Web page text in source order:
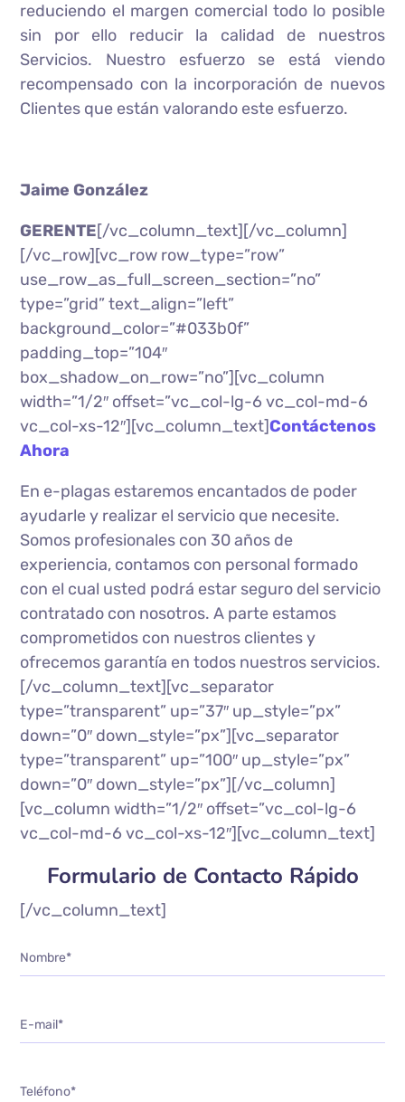
reduciendo el margen comercial todo lo posible
sin por ello reducir la calidad de nuestros
Servicios. Nuestro esfuerzo se está viendo
recompensado con la incorporación de nuevos
Clientes que están valorando este esfuerzo.
Jaime González
GERENTE[/vc_column_text][/vc_column]
[/vc_row][vc_row row_type=”row”
use_row_as_full_screen_section=”no”
type=”grid” text_align=”left”
background_color=”#033b0f”
padding_top=”104″
box_shadow_on_row=”no”][vc_column
width=”1/2″ offset=”vc_col-lg-6 vc_col-md-6
vc_col-xs-12″][vc_column_text]Contáctenos
Ahora
En e-plagas estaremos encantados de poder
ayudarle y realizar el servicio que necesite.
Somos profesionales con 30 años de
experiencia, contamos con personal formado
con el cual usted podrá estar seguro del servicio
contratado con nosotros. A parte estamos
comprometidos con nuestros clientes y
ofrecemos garantía en todos nuestros servicios.
[/vc_column_text][vc_separator
type=”transparent” up=”37″ up_style=”px”
down=”0″ down_style=”px”][vc_separator
type=”transparent” up=”100″ up_style=”px”
down=”0″ down_style=”px”][/vc_column]
[vc_column width=”1/2″ offset=”vc_col-lg-6
vc_col-md-6 vc_col-xs-12″][vc_column_text]
Formulario de Contacto Rápido
[/vc_column_text]